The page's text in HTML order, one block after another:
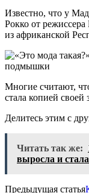
Известно, что у
Рокко от
из африканской
Многие считают,
стала копией своей
Делитесь этим с
Читать так же:
выросла и
Предыдущая статья